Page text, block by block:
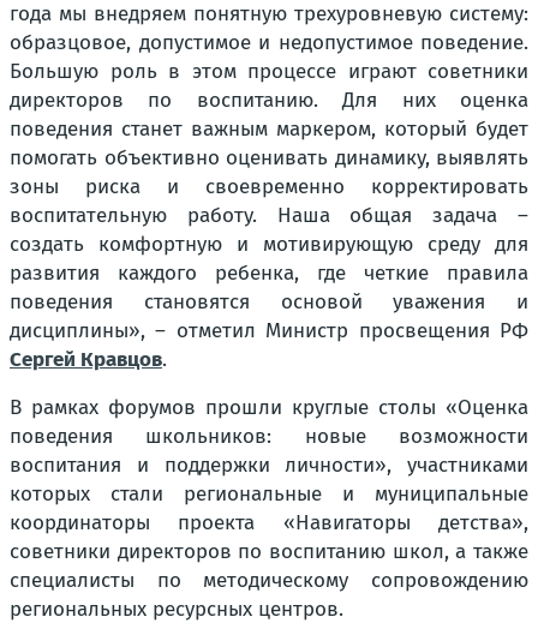
года мы внедряем понятную трехуровневую систему:
образцовое, допустимое и недопустимое поведение.
Большую роль в этом процессе играют советники
директоров по воспитанию. Для них оценка
поведения станет важным маркером, который будет
помогать объективно оценивать динамику, выявлять
зоны риска и своевременно корректировать
воспитательную работу. Наша общая задача –
создать комфортную и мотивирующую среду для
развития каждого ребенка, где четкие правила
поведения становятся основой уважения и
дисциплины», – отметил Министр просвещения РФ
Сергей Кравцов.
В рамках форумов прошли круглые столы «Оценка
поведения школьников: новые возможности
воспитания и поддержки личности», участниками
которых стали региональные и муниципальные
координаторы проекта «Навигаторы детства»,
советники директоров по воспитанию школ, а также
специалисты по методическому сопровождению
региональных ресурсных центров.